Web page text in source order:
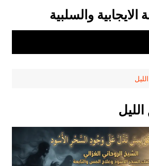
الايجابية والسلبية